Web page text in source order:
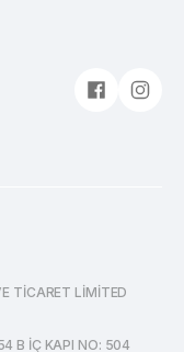
TİCARET LİMİTED
B İÇ KAPI NO: 504